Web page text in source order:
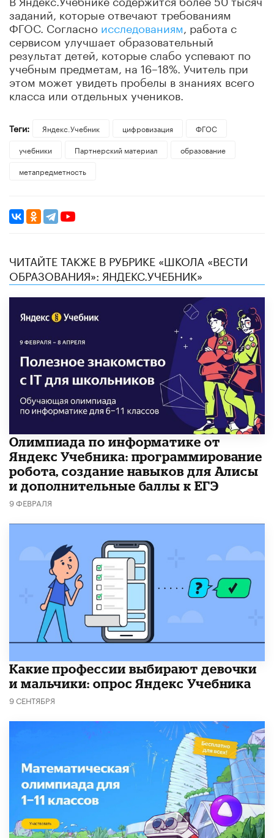
заданий, которые отвечают требованиям
ФГОС. Согласно исследованиям , работа с
сервисом улучшает образовательный
результат детей, которые слабо успевают по
учебным предметам, на 16–18%. Учитель при
этом может увидеть пробелы в знаниях всего
класса или отдельных учеников.
Теги: Яндекс.Учебник цифровизация
ФГОС
учебники
Партнерский материал
образование
метапредметность
ЧИТАЙТЕ ТАКЖЕ В РУБРИКЕ «ШКОЛА «ВЕСТИ
ОБРАЗОВАНИЯ»: ЯНДЕКС.УЧЕБНИК»
Олимпиада по информатике от
Яндекс Учебника: программирование
робота, создание навыков для Алисы
и дополнительные баллы к ЕГЭ
9 ФЕВРАЛЯ
Какие профессии выбирают девочки
и мальчики: опрос Яндекс Учебника
9 СЕНТЯБРЯ